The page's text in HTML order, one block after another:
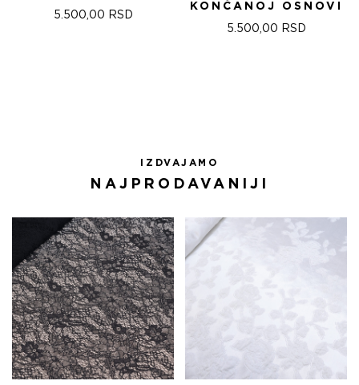
5.500,00 RSD
KONČANOJ OSNOVI
5.500,00 RSD
IZDVAJAMO
NAJPRODAVANIJI